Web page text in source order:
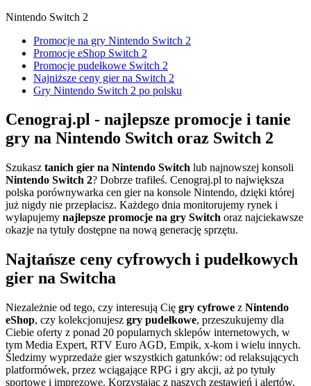
Nintendo Switch 2
Promocje na gry Nintendo Switch 2
Promocje eShop Switch 2
Promocje pudełkowe Switch 2
Najniższe ceny gier na Switch 2
Gry Nintendo Switch 2 po polsku
Cenograj.pl - najlepsze promocje i tanie
gry na Nintendo Switch oraz Switch 2
Szukasz tanich gier na Nintendo Switch lub najnowszej konsoli
Nintendo Switch 2? Dobrze trafiłeś. Cenograj.pl to największa
polska porównywarka cen gier na konsole Nintendo, dzięki której
już nigdy nie przepłacisz. Każdego dnia monitorujemy rynek i
wyłapujemy najlepsze promocje na gry Switch oraz najciekawsze
okazje na tytuły dostępne na nową generację sprzętu.
Najtańsze ceny cyfrowych i pudełkowych
gier na Switcha
Niezależnie od tego, czy interesują Cię gry cyfrowe z Nintendo
eShop, czy kolekcjonujesz gry pudełkowe, przeszukujemy dla
Ciebie oferty z ponad 20 popularnych sklepów internetowych, w
tym Media Expert, RTV Euro AGD, Empik, x-kom i wielu innych.
Śledzimy wyprzedaże gier wszystkich gatunków: od relaksujących
platformówek, przez wciągające RPG i gry akcji, aż po tytuły
sportowe i imprezowe. Korzystając z naszych zestawień i alertów,